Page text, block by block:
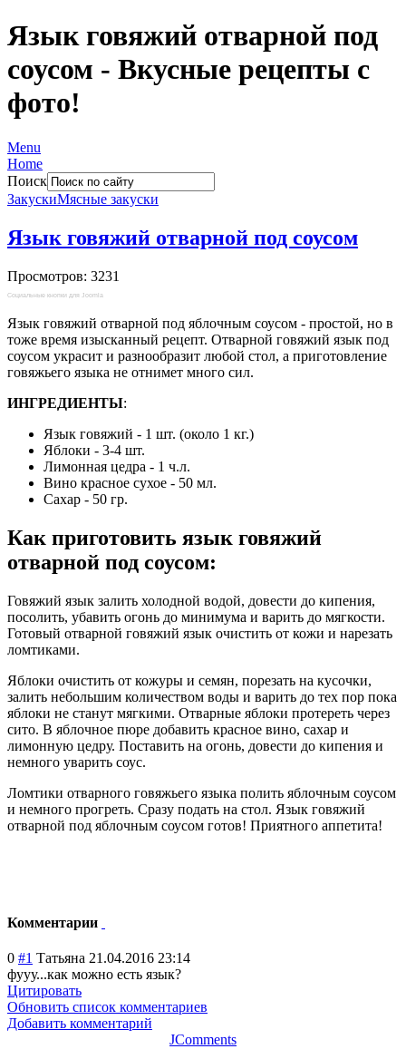
Язык говяжий отварной под
соусом - Вкусные рецепты с
фото!
Menu
Home
Поиск
ЗакускиМясные закуски
Язык говяжий отварной под соусом
Просмотров: 3231
Социальные кнопки для Joomla
Язык говяжий отварной под яблочным соусом - простой, но в
тоже время изысканный рецепт. Отварной говяжий язык под
соусом украсит и разнообразит любой стол, а приготовление
говяжьего языка не отнимет много сил.
ИНГРЕДИЕНТЫ:
Язык говяжий - 1 шт. (около 1 кг.)
Яблоки - 3-4 шт.
Лимонная цедра - 1 ч.л.
Вино красное сухое - 50 мл.
Сахар - 50 гр.
Как приготовить язык говяжий
отварной под соусом:
Говяжий язык залить холодной водой, довести до кипения,
посолить, убавить огонь до минимума и варить до мягкости.
Готовый отварной говяжий язык очистить от кожи и нарезать
ломтиками.
Яблоки очистить от кожуры и семян, порезать на кусочки,
залить небольшим количеством воды и варить до тех пор пока
яблоки не станут мягкими. Отварные яблоки протереть через
сито. В яблочное пюре добавить красное вино, сахар и
лимонную цедру. Поставить на огонь, довести до кипения и
немного уварить соус.
Ломтики отварного говяжьего языка полить яблочным соусом
и немного прогреть. Сразу подать на стол. Язык говяжий
отварной под яблочным соусом готов! Приятного аппетита!
Комментарии
0 #1 Татьяна 21.04.2016 23:14
фууу...как можно есть язык?
Цитировать
Обновить список комментариев
Добавить комментарий
JComments